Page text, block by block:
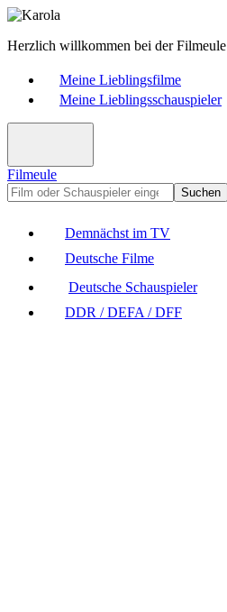
Herzlich willkommen bei der Filmeule
Meine Lieblingsfilme
Meine Lieblingsschauspieler
Filmeule
Suchen
Demnächst im TV
Deutsche Filme
Deutsche Schauspieler
DDR / DEFA / DFF